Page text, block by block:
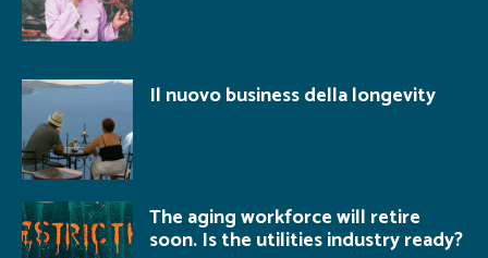
Il nuovo business della longevity
The aging workforce will retire
soon. Is the utilities industry ready?